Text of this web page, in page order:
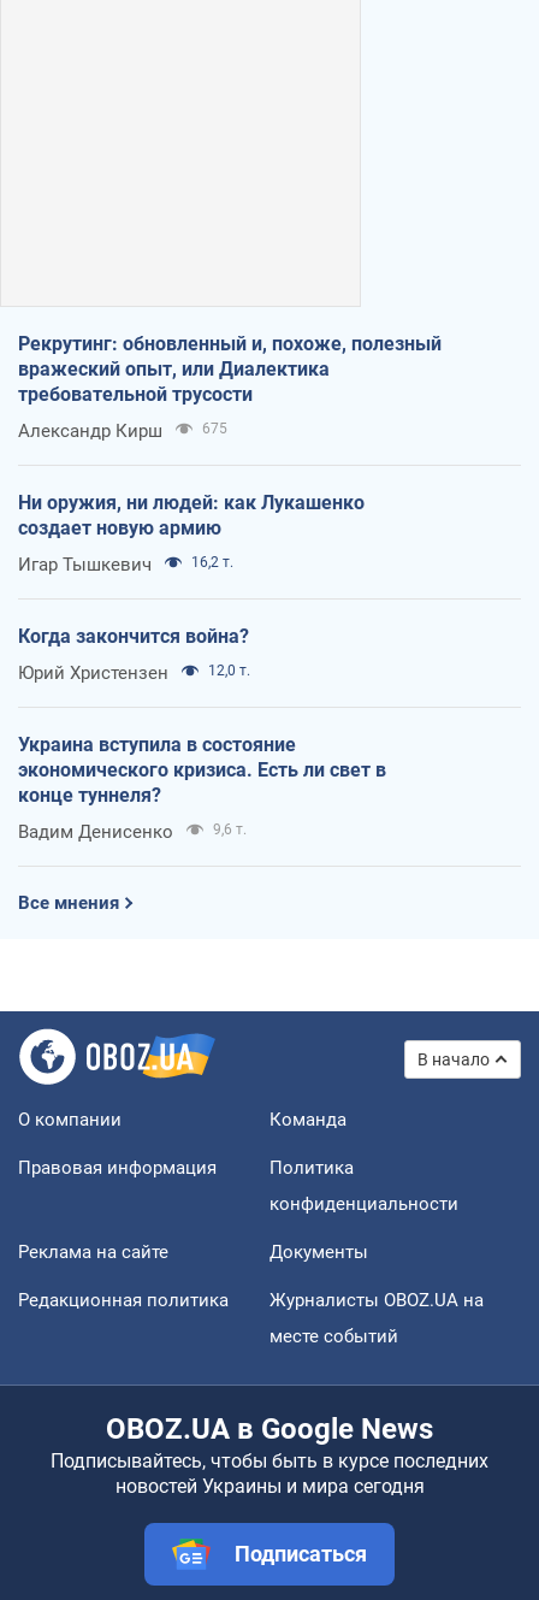
Рекрутинг: обновленный и, похоже, полезный
вражеский опыт, или Диалектика
требовательной трусости
Александр Кирш 675
Ни оружия, ни людей: как Лукашенко
создает новую армию
Игар Тышкевич 16,2 т.
Когда закончится война?
Юрий Христензен 12,0 т.
Украина вступила в состояние
экономического кризиса. Есть ли свет в
конце туннеля?
Вадим Денисенко 9,6 т.
Все мнения
В начало
О компании Команда
Правовая информация
Политика
конфиденциальности
Реклама на сайте Документы
Редакционная политика
Журналисты OBOZ.UA на
месте событий
OBOZ.UA в Google News
Подписывайтесь, чтобы быть в курсе последних
новостей Украины и мира сегодня
Подписаться